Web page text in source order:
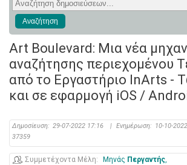
Art Boulevard: Μια νέα
αναζήτησης περιεχομένου
από το Εργαστήριο InArts -
και σε εφαρμογή iOS /
Δημοσίευση: 29-07-2022 17:16 | Ενημέρωση: 10-10-
37359
Συμμετέχοντα Μέλη Μηνάς Περγαντής